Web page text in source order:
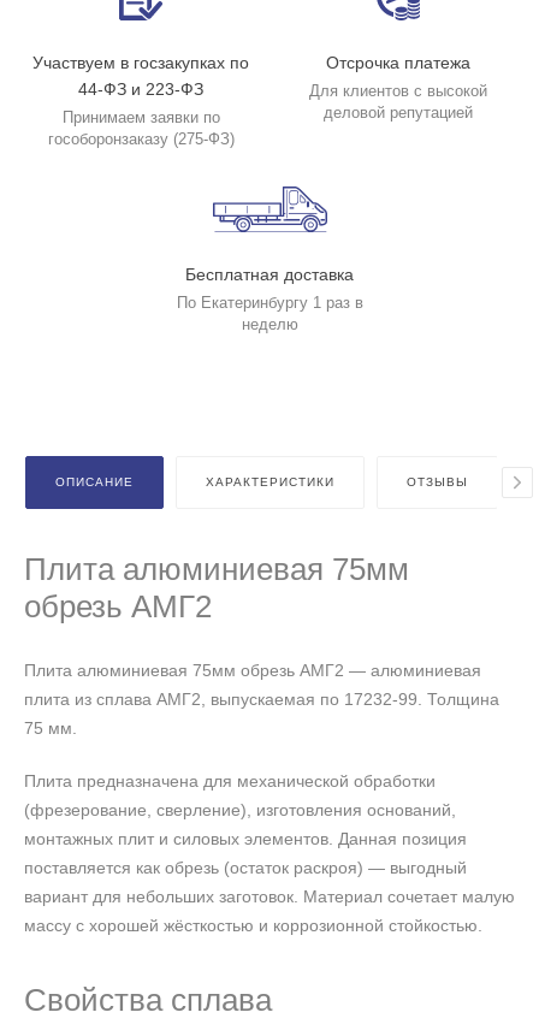
Участвуем в госзакупках по
44-ФЗ и 223-ФЗ
Принимаем заявки по
гособоронзаказу (275-ФЗ)
Отсрочка платежа
Для клиентов с высокой
деловой репутацией
Бесплатная доставка
По Екатеринбургу 1 раз в
неделю
ОПИСАНИЕ ХАРАКТЕРИСТИКИ ОТЗЫВЫ
Плита алюминиевая 75мм
обрезь АМГ2
Плита алюминиевая 75мм обрезь АМГ2 — алюминиевая
плита из сплава АМГ2, выпускаемая по 17232-99. Толщина
75 мм.
Плита предназначена для механической обработки
(фрезерование, сверление), изготовления оснований,
монтажных плит и силовых элементов. Данная позиция
поставляется как обрезь (остаток раскроя) — выгодный
вариант для небольших заготовок. Материал сочетает малую
массу с хорошей жёсткостью и коррозионной стойкостью.
Свойства сплава